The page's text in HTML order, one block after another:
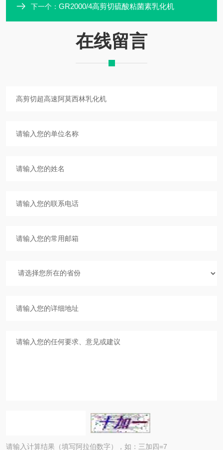
下一个： GR2000/4高剪切硫酸粘菌素乳化机
在线留言
请输入计算结果（填写阿拉伯数字），如：三加四=7